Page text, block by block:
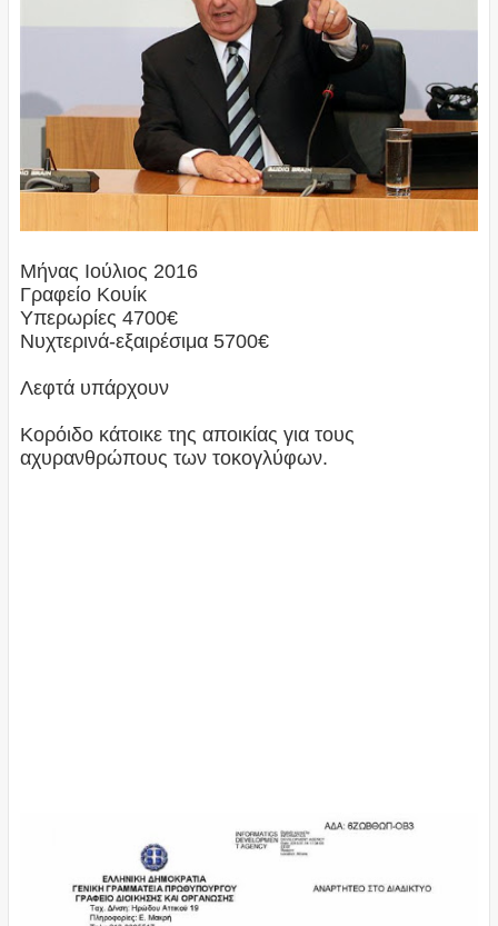
Μήνας Ιούλιος 2016
Γραφείο Κουίκ
Υπερωρίες 4700€
Νυχτερινά-εξαιρέσιμα 5700€
Λεφτά υπάρχουν
Κορόιδο κάτοικε της αποικίας για τους
αχυρανθρώπους των τοκογλύφων.